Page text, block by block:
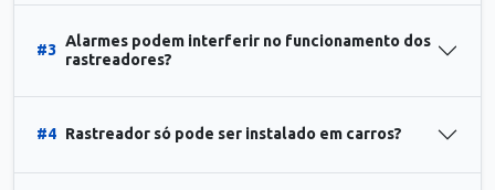
#3
Alarmes podem interferir no funcionamento dos
rastreadores?
#4 Rastreador só pode ser instalado em carros?